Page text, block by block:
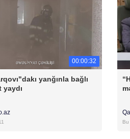
00:00:32
yanğınla bağlı
yaydı